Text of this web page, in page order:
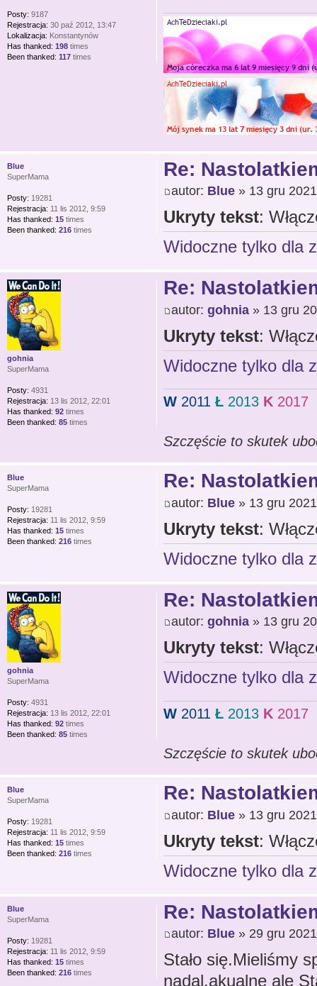
Posty: 9187
Rejestracja: 30 paź 2012, 13:47
Lokalizacja: Konstantynów
Has thanked: 198 times
Been thanked: 117 times
Re:
autor: Blue» 13 gru
Ukryty tekst:
Widoczne tylko dla
Blue
SuperMama
Posty: 19281
Rejestracja: 11 lis 2012, 9:59
Has thanked: 15 times
Been thanked: 216 times
Re:
autor: gohnia» 13 gru
Ukryty tekst:
Widoczne tylko dla
W2011 Ł2013 K2017
Szczęście to skutek
gohnia
SuperMama
Posty: 4931
Rejestracja: 13 lis 2012, 22:01
Has thanked: 92 times
Been thanked: 85 times
Re:
autor: Blue» 13 gru
Ukryty tekst:
Widoczne tylko dla
Blue
SuperMama
Posty: 19281
Rejestracja: 11 lis 2012, 9:59
Has thanked: 15 times
Been thanked: 216 times
Re:
autor: gohnia» 13 gru
Ukryty tekst:
Widoczne tylko dla
W2011 Ł2013 K2017
Szczęście to skutek
gohnia
SuperMama
Posty: 4931
Rejestracja: 13 lis 2012, 22:01
Has thanked: 92 times
Been thanked: 85 times
Re:
autor: Blue» 13 gru
Ukryty tekst:
Widoczne tylko dla
Blue
SuperMama
Posty: 19281
Rejestracja: 11 lis 2012, 9:59
Has thanked: 15 times
Been thanked: 216 times
Re:
autor: Blue» 29 gru
Stało się.Mieliśmy
nadal.akualne ale
Blue
SuperMama
Posty: 19281
Rejestracja: 11 lis 2012, 9:59
Has thanked: 15 times
Been thanked: 216 times